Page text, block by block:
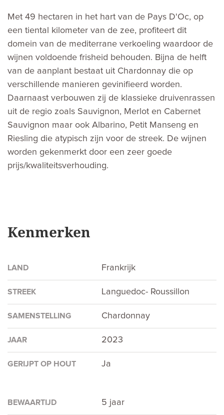
Met 49 hectaren in het hart van de Pays D'Oc, op
een tiental kilometer van de zee, profiteert dit
domein van de mediterrane verkoeling waardoor de
wijnen voldoende frisheid behouden. Bijna de helft
van de aanplant bestaat uit Chardonnay die op
verschillende manieren gevinifieerd worden.
Daarnaast verbouwen zij de klassieke druivenrassen
uit de regio zoals Sauvignon, Merlot en Cabernet
Sauvignon maar ook Albarino, Petit Manseng en
Riesling die atypisch zijn voor de streek. De wijnen
worden gekenmerkt door een zeer goede
prijs/kwaliteitsverhouding.
Kenmerken
LAND Frankrijk
STREEK Languedoc- Roussillon
SAMENSTELLING Chardonnay
JAAR 2023
GERIJPT OP HOUT Ja
BEWAARTIJD 5 jaar